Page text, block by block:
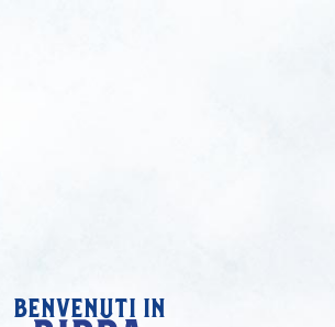
benvenuti in